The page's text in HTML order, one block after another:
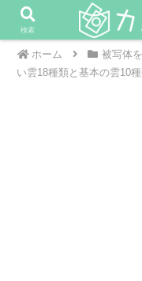
ホーム 被写体
い雲18種類と基本の雲10
検索